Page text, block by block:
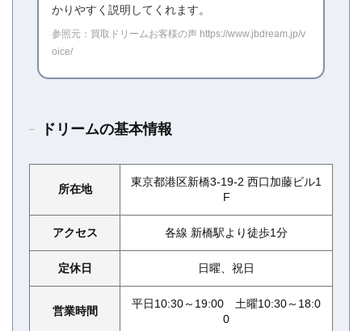
かりやすく説明してくれます。
参照元：買取ドリームお客様の声 https://www.jbdream.jp/v
oice/
ドリームの基本情報
所在地
東京都港区新橋3-19-2 西口加藤ビル1
F
アクセス 各線 新橋駅より徒歩1分
定休日 日曜、祝日
営業時間
平日10:30～19:00 土曜10:30～18:0
0